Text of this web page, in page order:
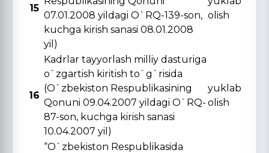
15
07.01.2008 yildagi O`RQ-139-son,
kuchga kirish sanasi 08.01.2008
yil)
olish
16
Kadrlar tayyorlash milliy dasturiga
o`zgartish kiritish to`g`risida
(O`zbekiston Respublikasining
Qonuni 09.04.2007 yildagi O`RQ-
87-son, kuchga kirish sanasi
10.04.2007 yil)
yuklab
olish
“O`zbekiston Respublikasida